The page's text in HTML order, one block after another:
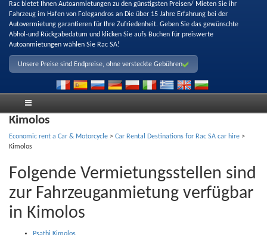
Rac bietet Ihnen Autoanmietungen zu den günstigsten Preisen/ Mieten Sie ihr
Fahrzeug im Hafen von Folegandros an Die über 15 Jahre Erfahrung bei der
Autovermietung garantieren für Ihre Zufriedenheit. Geben Sie das gewünschte
Abhol-und Rückgabedatum und klicken Sie aufs Buchen für preiswerte
Autoanmietungen wählen Sie Rac SA!
Unsere Preise sind Endpreise, ohne versteckte Gebühren
Kimolos
Economic rent a Car & Motorcycle > Car Rental Destinations for Rac SA car hire >
Kimolos
Folgende Vermietungsstellen sind
zur Fahrzeuganmietung verfügbar
in Kimolos